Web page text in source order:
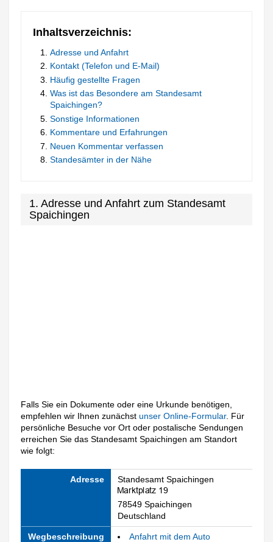
Inhaltsverzeichnis:
Adresse und Anfahrt
Kontakt (Telefon und E-Mail)
Häufig gestellte Fragen
Was ist das Besondere am Standesamt
Spaichingen?
Sonstige Informationen
Kommentare und Erfahrungen
Neuen Kommentar verfassen
Standesämter in der Nähe
1. Adresse und Anfahrt zum Standesamt
Spaichingen
Falls Sie ein Dokumente oder eine Urkunde benötigen,
empfehlen wir Ihnen zunächstunser Online-Formular. Für
persönliche Besuche vor Ort oder postalische Sendungen
erreichen Sie das Standesamt Spaichingen am Standort
wie folgt:
Adresse Standesamt Spaichingen
78549 Spaichingen
Deutschland
Wegbeschreibung
Anfahrt mit dem Auto